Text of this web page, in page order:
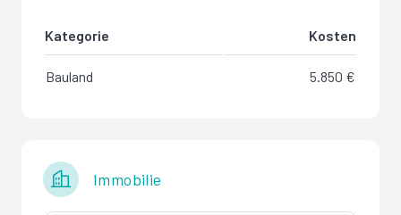
Kategorie Kosten
Bauland 5.850 €
Immobilie